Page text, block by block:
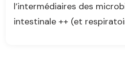
l’intermédiaires des
intestinale ++ (et